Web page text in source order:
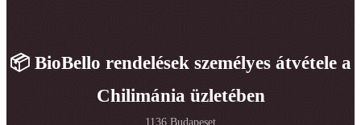
📦 BioBello rendelések személyes átvétele a
Chilimánia üzletében
1136 Budapeset